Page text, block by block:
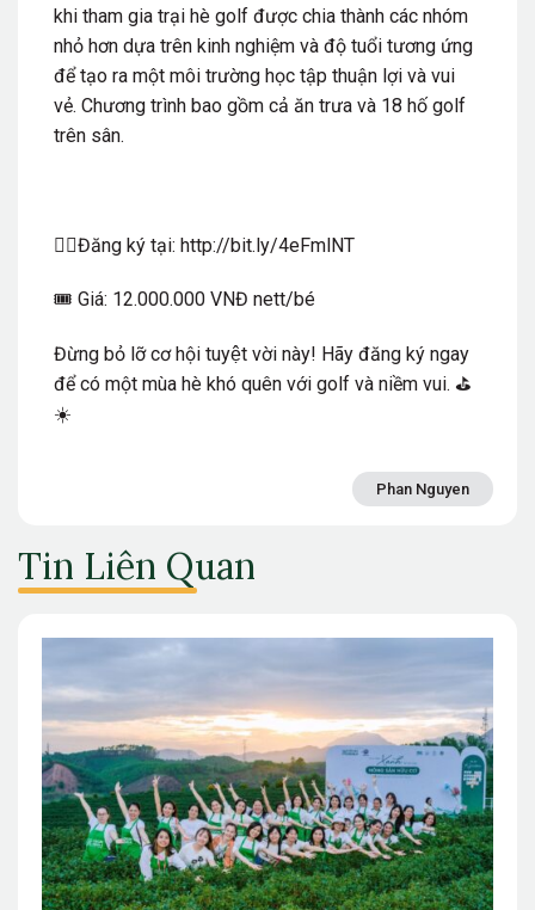
khi tham gia trại hè golf được chia thành các nhóm
nhỏ hơn dựa trên kinh nghiệm và độ tuổi tương ứng
để tạo ra một môi trường học tập thuận lợi và vui
vẻ. Chương trình bao gồm cả ăn trưa và 18 hố golf
trên sân.
✍🏻Đăng ký tại: http://bit.ly/4eFmlNT
🎟️ Giá: 12.000.000 VNĐ nett/bé
Đừng bỏ lỡ cơ hội tuyệt vời này! Hãy đăng ký ngay
để có một mùa hè khó quên với golf và niềm vui. ⛳️
☀️
Phan Nguyen
Tin Liên Quan